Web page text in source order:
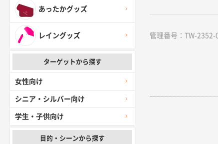
あったかグッズ
レイングッズ
ターゲットから探す
女性向け
シニア・シルバー向け
学生・子供向け
目的・シーンから探す
管理番号：TW-2352-